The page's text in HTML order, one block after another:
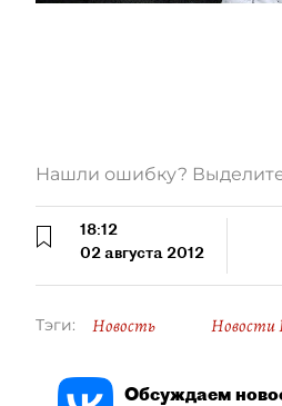
Нашли ошибку?
18:12
02 августа 2012
Тэги: Новость Новости
Обсуждаем